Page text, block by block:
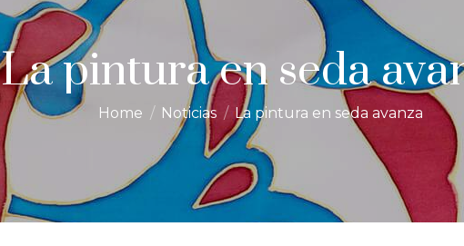
La pintura en seda
You are here:
Home Noticias La pintura en seda avanza